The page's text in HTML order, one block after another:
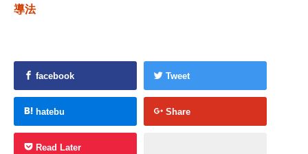
導法
facebook Tweet
hatebu Share
Read Later